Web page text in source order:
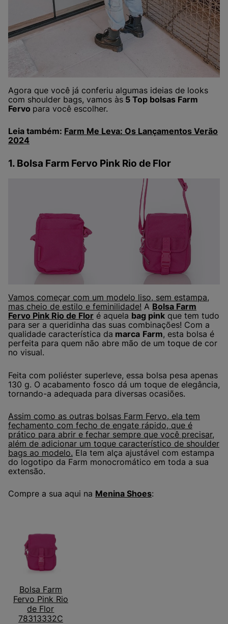
Agora que você já conferiu algumas ideias de looks
com shoulder bags, vamos às 5 Top bolsas Farm
Fervo para você escolher.
Leia também: Farm Me Leva: Os Lançamentos Verão
2024
1. Bolsa Farm Fervo Pink Rio de Flor
Vamos começar com um modelo liso, sem estampa,
mas cheio de estilo e feminilidade! A Bolsa Farm
Fervo Pink Rio de Flor é aquela bag pink que tem tudo
para ser a queridinha das suas combinações! Com a
qualidade característica da marca Farm, esta bolsa é
perfeita para quem não abre mão de um toque de cor
no visual.
Feita com poliéster superleve, essa bolsa pesa apenas
130 g. O acabamento fosco dá um toque de elegância,
tornando-a adequada para diversas ocasiões.
Assim como as outras bolsas Farm Fervo, ela tem
fechamento com fecho de engate rápido, que é
prático para abrir e fechar sempre que você precisar,
além de adicionar um toque característico de shoulder
bags ao modelo. Ela tem alça ajustável com estampa
do logotipo da Farm monocromático em toda a sua
extensão.
Compre a sua aqui na Menina Shoes:
Bolsa Farm
Fervo Pink Rio
de Flor
78313332C